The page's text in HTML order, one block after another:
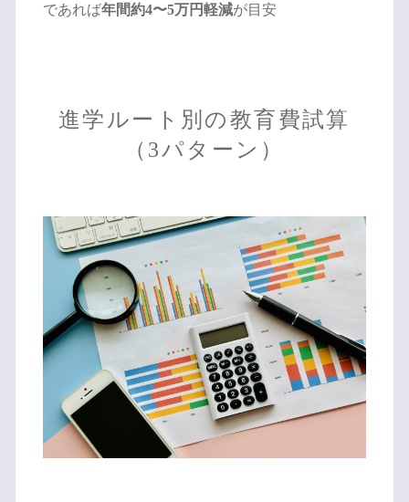
であれば年間約4〜5万円軽減が目安
進学ルート別の教育費試算
（3パターン）